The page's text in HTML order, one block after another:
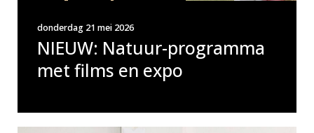
NIEUW: Natuur-programma
met films en expo
donderdag 21 mei 2026